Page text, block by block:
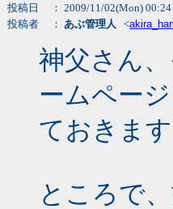
投稿日
： 2009/11/02(Mon) 00:24
投稿者
： あぶ管理人 <
神父さん
ームペー
ておきます
ところで